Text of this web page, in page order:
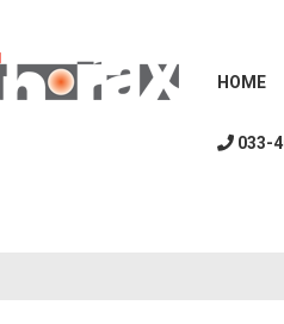
HOME
033-